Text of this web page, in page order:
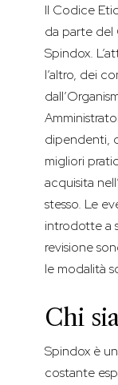
Il Codice
da parte del
Spindox.
l’altro, dei
dipendenti,
migliori
acquisita
stesso. Le
introdotte a
revisione
le modalità
Chi
Spindox è
costante